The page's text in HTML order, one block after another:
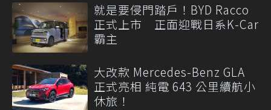
就是要侵門踏戶！BYD Racco
正式上市 正面迎戰日系K-Car
霸主
大改款 Mercedes-Benz GLA
正式亮相 純電 643 公里續航小
休旅！